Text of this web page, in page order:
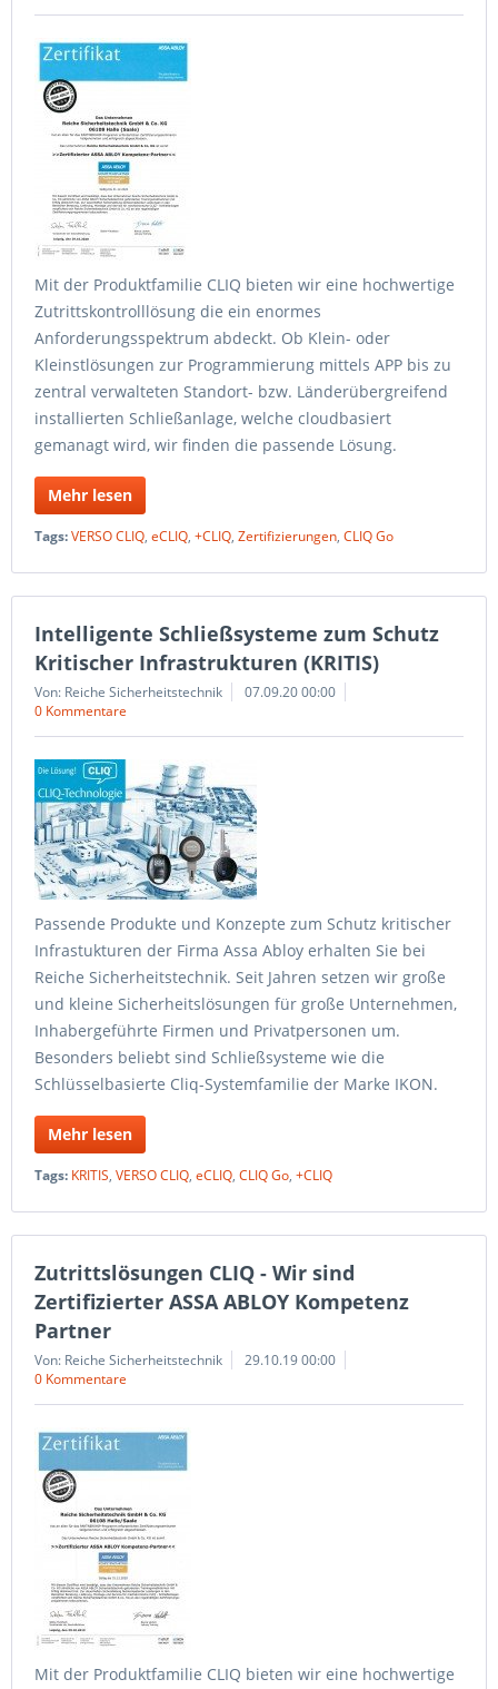
Mit der Produktfamilie CLIQ bieten wir eine hochwertige
Zutrittskontrolllösung die ein enormes
Anforderungsspektrum abdeckt. Ob Klein- oder
Kleinstlösungen zur Programmierung mittels APP bis zu
zentral verwalteten Standort- bzw. Länderübergreifend
installierten Schließanlage, welche cloudbasiert
gemanagt wird, wir finden die passende Lösung.
Mehr lesen
Tags:VERSO CLIQ, eCLIQ, +CLIQ, Zertifizierungen, CLIQ Go
Intelligente Schließsysteme zum Schutz
Kritischer Infrastrukturen (KRITIS)
Von: Reiche Sicherheitstechnik
07.09.20 00:00
0 Kommentare
Passende Produkte und Konzepte zum Schutz kritischer
Infrastukturen der Firma Assa Abloy erhalten Sie bei
Reiche Sicherheitstechnik. Seit Jahren setzen wir große
und kleine Sicherheitslösungen für große Unternehmen,
Inhabergeführte Firmen und Privatpersonen um.
Besonders beliebt sind Schließsysteme wie die
Schlüsselbasierte Cliq-Systemfamilie der Marke IKON.
Mehr lesen
Tags: KRITIS, VERSO CLIQ, eCLIQ, CLIQ Go, +CLIQ
Zutrittslösungen CLIQ - Wir sind
Zertifizierter ASSA ABLOY Kompetenz
Partner
Von: Reiche Sicherheitstechnik
29.10.19 00:00
0 Kommentare
Mit der Produktfamilie CLIQ bieten wir eine hochwertige